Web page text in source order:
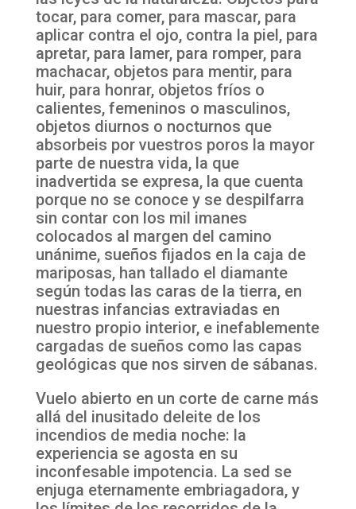
tocar, para comer, para mascar, para
aplicar contra el ojo, contra la piel, para
apretar, para lamer, para romper, para
machacar, objetos para mentir, para
huir, para honrar, objetos fríos o
calientes, femeninos o masculinos,
objetos diurnos o nocturnos que
absorbeis por vuestros poros la mayor
parte de nuestra vida, la que
inadvertida se expresa, la que cuenta
porque no se conoce y se despilfarra
sin contar con los mil imanes
colocados al margen del camino
unánime, sueños fijados en la caja de
mariposas, han tallado el diamante
según todas las caras de la tierra, en
nuestras infancias extraviadas en
nuestro propio interior, e inefablemente
cargadas de sueños como las capas
geológicas que nos sirven de sábanas.
Vuelo abierto en un corte de carne más
allá del inusitado deleite de los
incendios de media noche: la
experiencia se agosta en su
inconfesable impotencia. La sed se
enjuga eternamente embriagadora, y